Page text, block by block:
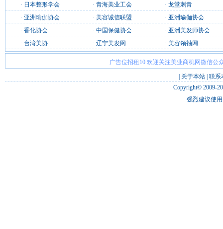
· 日本整形学会 · 青海美业工会 · 龙堂刺青
· 亚洲瑜伽协会 · 美容诚信联盟 · 亚洲瑜伽协会
· 香化协会 · 中国保健协会 · 亚洲美发师协会
· 台湾美协 · 辽宁美发网 · 美容领袖网
广告位招租10 欢迎关注美业商机网微信公
关于本站 联系
Copyright© 2009-
强烈建议使